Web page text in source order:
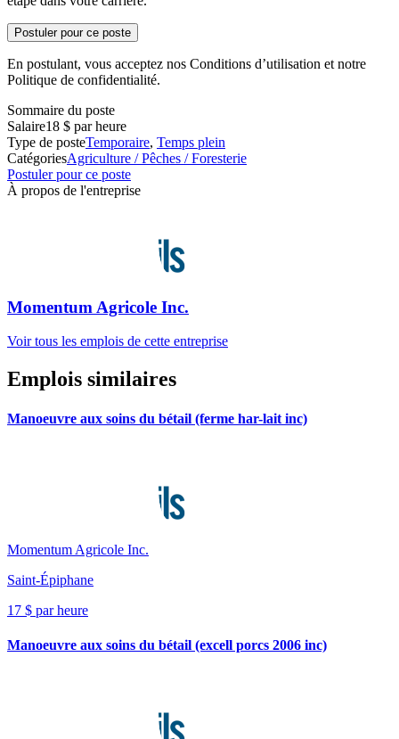
Postuler pour ce poste
En postulant, vous acceptez nos Conditions d’utilisation et notre
Politique de confidentialité.
Sommaire du poste
Salaire18 $ par heure
Type de posteTemporaire, Temps plein
CatégoriesAgriculture / Pêches / Foresterie
Postuler pour ce poste
À propos de l'entreprise
Momentum Agricole Inc.
Voir tous les emplois de cette entreprise
Emplois similaires
Manoeuvre aux soins du bétail (ferme har-lait inc)
Momentum Agricole Inc.
Saint-Épiphane
17 $ par heure
Manoeuvre aux soins du bétail (excell porcs 2006 inc)